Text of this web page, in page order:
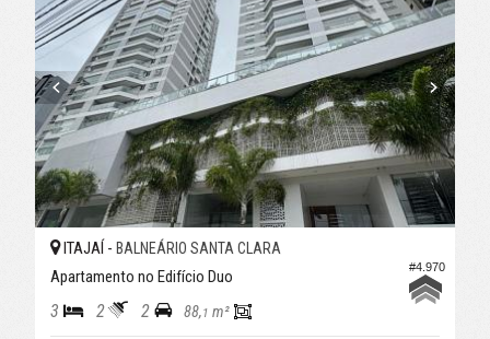
#4.970
ITAJAÍ - BALNEÁRIO SANTA CLARA
Apartamento no Edifício Duo
3 2 2 88,1 m²